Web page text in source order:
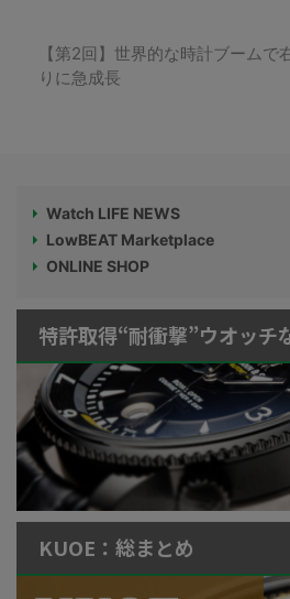
【第2回】世界的な時計ブームで
りに急成長
Watch LIFE NEWS
LowBEAT Marketplace
ONLINE SHOP
特許取得“耐衝撃”ウオッチ
KUOE：総まとめ